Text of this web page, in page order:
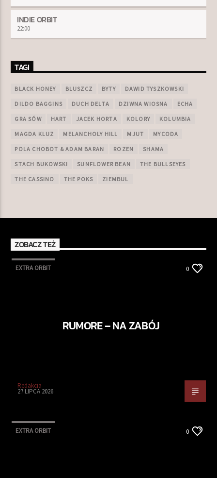
INDIE ORBIT
22:00
TAGI
BLACK HONEY BLUSZCZ BYTY DAWID TYSZKOWSKI
DILDO BAGGINS DUCH DELTA DZIWNA WIOSNA ECHA
GRA SÓW HART JACEK HORTA KOLORY KOLUMBIA
MAGDA KLUZ MELANCHOLY HILL MJUT MYCODA
POLA CHOBOT & ADAM BARAN ROZEN SHAMA
STACH BUKOWSKI SUNFLOWER BEAN THE BULLSEYES
THE CASSINO THE POKS ZIEMBUL
ZOBACZ TEŻ
EXTRA ORBIT 0
RUMORE – NA ZABÓJ
Redakcja
27 LIPCA 2026
EXTRA ORBIT 0